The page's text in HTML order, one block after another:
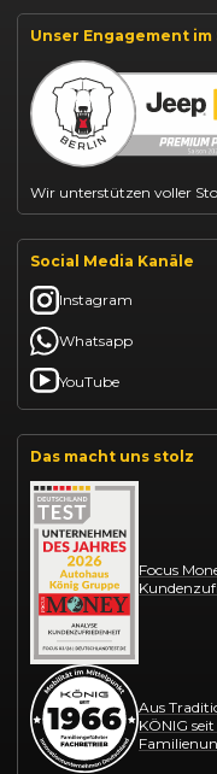
Suzuki Swift finanzieren
BYD Dolphin finanzieren
Kia Ceed finanzieren
Kia Sportage leasen
Mazda CX-30 finanzieren
Citroën C3 leasen
Unser Engagement im
Wir unterstützen voller
Social Media Kanäle
Instagram
Whatsapp
YouTube
Das macht uns stolz
Focus
Aus
KÖNIG